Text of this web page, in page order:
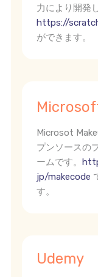
力により開発
https://
ができます。
Microsot
プンソースの
ームです。
jp/makecode
す。
Udemy